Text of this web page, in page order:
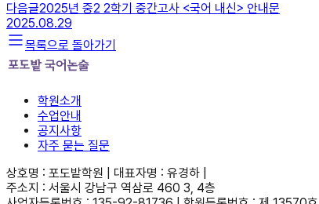
다음글2025년 중2 2학기 중간고사 <국어 내신> 안내문
2025.08.29
목록으로 돌아가기
학원소개
수업안내
공지사항
자주 묻는 질문
상호명 : 포도밭학원 | 대표자명 : 유경하 |
주소지 : 서울시 강남구 역삼로 460 3, 4층